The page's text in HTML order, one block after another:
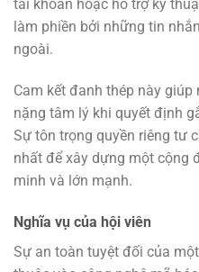
tài khoản hoặc hỗ trợ kỹ
làm phiền bởi những tin
ngoài.
Cam kết đanh thép này
nặng tâm lý khi quyết định
Sự tôn trọng quyền riêng tư
nhất để xây dựng một cộng
minh và lớn mạnh.
Nghĩa vụ của hội viên
Sự an toàn tuyệt đối của